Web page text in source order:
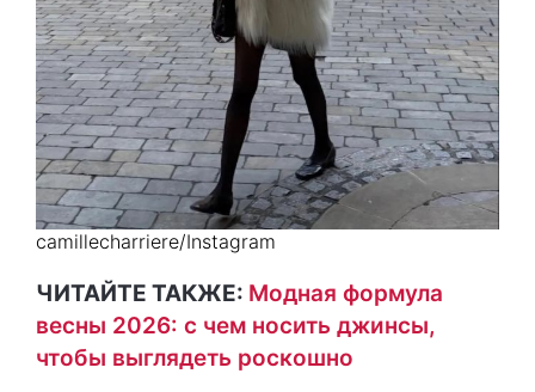
camillecharriere/Instagram
ЧИТАЙТЕ ТАКЖЕ: Модная формула
весны 2026: с чем носить джинсы,
чтобы выглядеть роскошно